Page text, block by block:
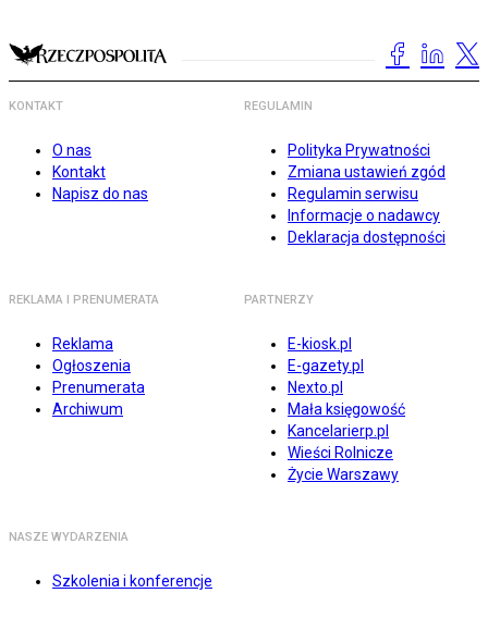
KONTAKT
O nas
Kontakt
Napisz do nas
REGULAMIN
Polityka Prywatności
Zmiana ustawień zgód
Regulamin serwisu
Informacje o nadawcy
Deklaracja dostępności
REKLAMA I PRENUMERATA
Reklama
Ogłoszenia
Prenumerata
Archiwum
PARTNERZY
E-kiosk.pl
E-gazety.pl
Nexto.pl
Mała księgowość
Kancelarierp.pl
Wieści Rolnicze
Życie Warszawy
NASZE WYDARZENIA
Szkolenia i konferencje